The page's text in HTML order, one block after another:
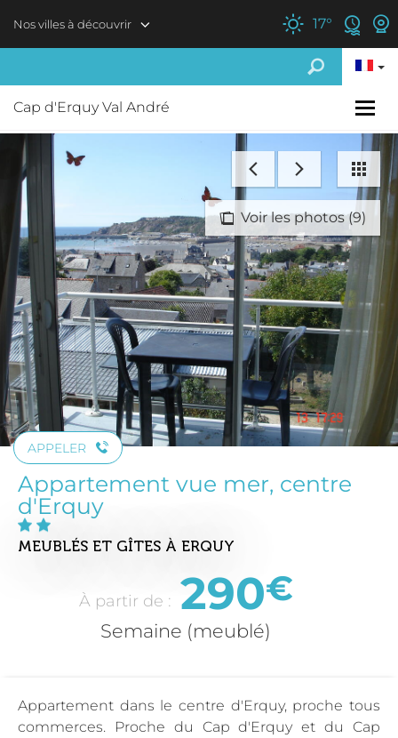
Nos villes à découvrir 17°
Cap d'Erquy Val André
Voir les photos (9)
APPELER
Appartement vue mer, centre
d'Erquy
MEUBLÉS ET GÎTES À ERQUY
À partir de : 290€
Semaine (meublé)
Appartement dans le centre d'Erquy, proche tous
commerces. Proche du Cap d'Erquy et du Cap